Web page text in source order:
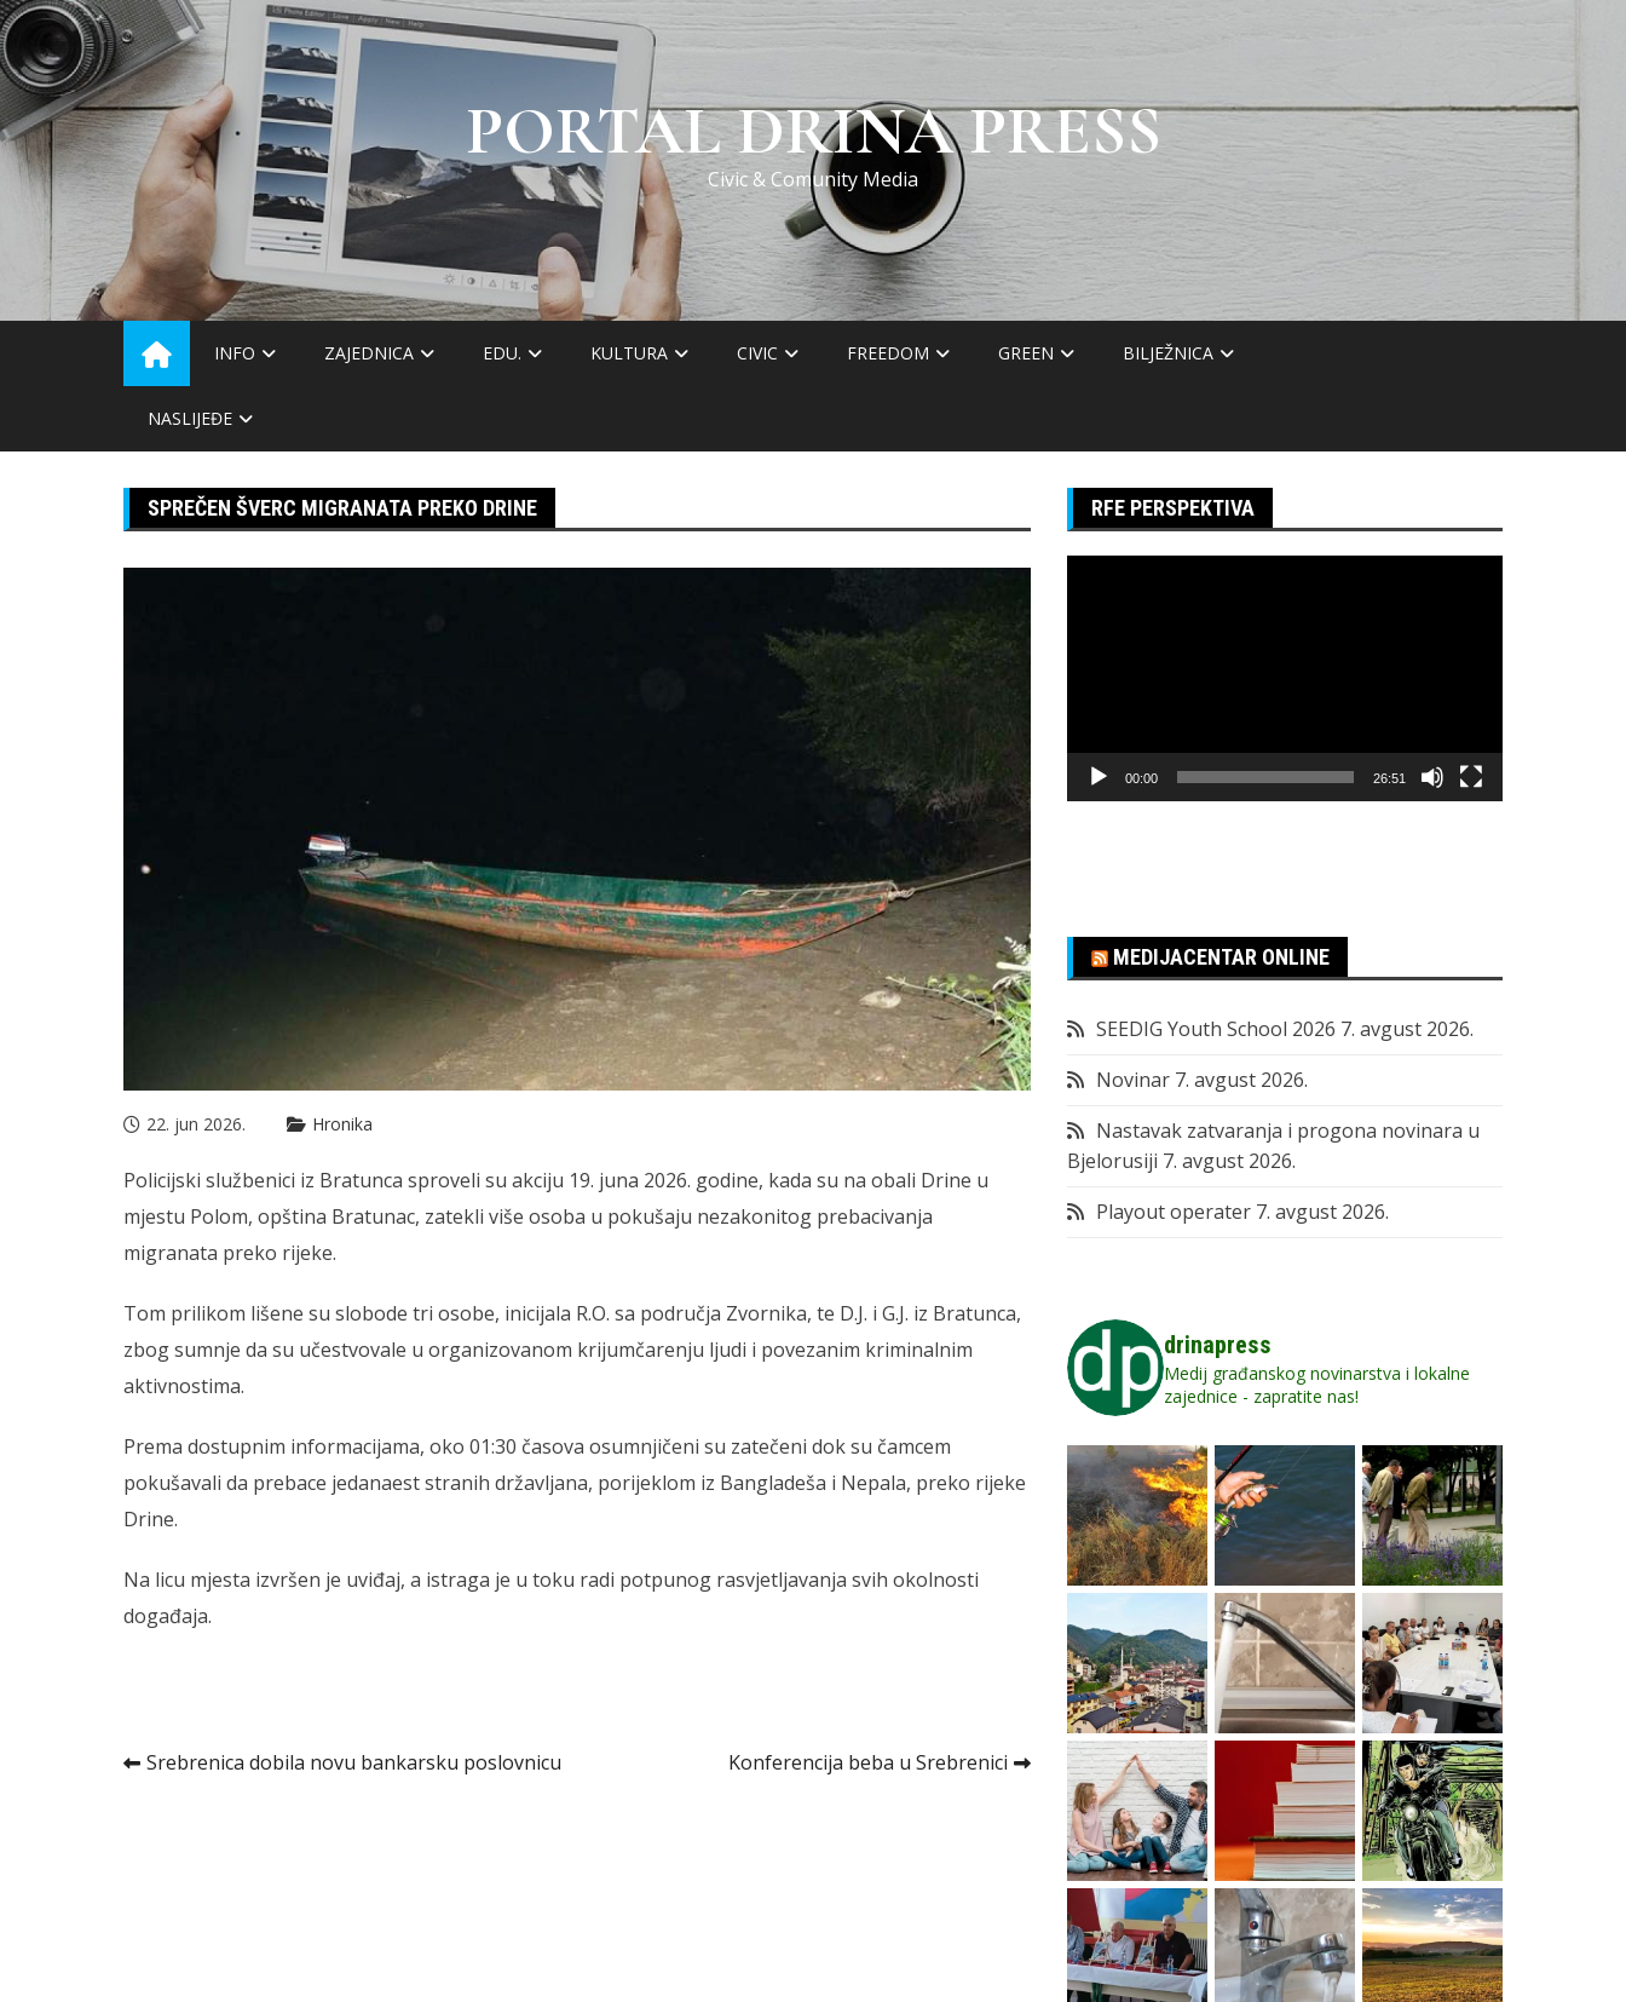
Skip
to
content
PORTAL DRINA PRESS
Civic & Comunity Media
INFO ZAJEDNICA EDU. KULTURA CIVIC FREEDOM GREEN BILJEŽNICA
NASLIJEĐE
SPREČEN ŠVERC MIGRANATA PREKO DRINE
22. jun 2026. Hronika
Policijski službenici iz Bratunca sproveli su akciju 19. juna 2026. godine, kada su na obali Drine u
mjestu Polom, opština Bratunac, zatekli više osoba u pokušaju nezakonitog prebacivanja
migranata preko rijeke.
Tom prilikom lišene su slobode tri osobe, inicijala R.O. sa područja Zvornika, te D.J. i G.J. iz Bratunca,
zbog sumnje da su učestvovale u organizovanom krijumčarenju ljudi i povezanim kriminalnim
aktivnostima.
Prema dostupnim informacijama, oko 01:30 časova osumnjičeni su zatečeni dok su čamcem
pokušavali da prebace jedanaest stranih državljana, porijeklom iz Bangladeša i Nepala, preko rijeke
Drine.
Na licu mjesta izvršen je uviđaj, a istraga je u toku radi potpunog rasvjetljavanja svih okolnosti
događaja.
Kretanje
Srebrenica dobila novu bankarsku poslovnicu Konferencija beba u Srebrenici
RFE PERSPEKTIVA
00:00 26:51
MEDIJACENTAR ONLINE
SEEDIG Youth School 2026 7. avgust 2026.
Novinar 7. avgust 2026.
Nastavak zatvaranja i progona novinara u
Bjelorusiji 7. avgust 2026.
Playout operater 7. avgust 2026.
drinapress
Medij građanskog novinarstva i lokalne
zajednice - zapratite nas!